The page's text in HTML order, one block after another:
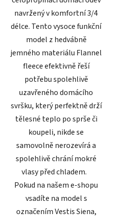
navržený v komfortní 3/4
délce. Tento vysoce funkční
model z hedvábně
jemného materiálu Flannel
fleece efektivně řeší
potřebu spolehlivě
uzavřeného domácího
svršku, který perfektně drží
tělesné teplo po sprše či
koupeli, nikde se
samovolně nerozevírá a
spolehlivě chrání mokré
vlasy před chladem.
Pokud na našem e-shopu
vsadíte na model s
označením Vestis Siena,